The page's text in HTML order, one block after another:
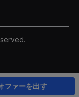
ファーを出す